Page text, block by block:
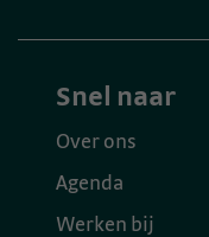
Snel naar
Over ons
Agenda
Werken bij